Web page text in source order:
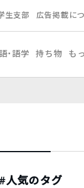
生支部 広告掲載に
・語学 持ち物 も
人気のタグ